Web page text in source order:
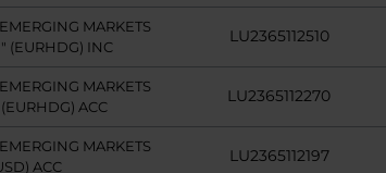
MARKETS
(EURHDG) INC
LU2365112510
MARKETS
ACC
LU2365112270
MARKETS
ACC
LU2365112197